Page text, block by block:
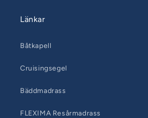
Länkar
Båtkapell
Cruisingsegel
Bäddmadrass
FLEXIMA Resårmadrass